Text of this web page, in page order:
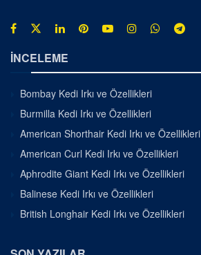
İNCELEME
Bombay Kedi Irkı ve Özellikleri
Burmilla Kedi Irkı ve Özellikleri
American Shorthair Kedi Irkı ve Özellikleri
American Curl Kedi Irkı ve Özellikleri
Aphrodite Giant Kedi Irkı ve Özellikleri
Balinese Kedi Irkı ve Özellikleri
British Longhair Kedi Irkı ve Özellikleri